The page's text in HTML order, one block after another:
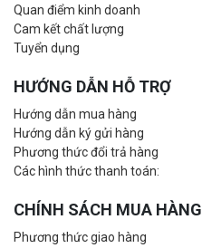
Quan điểm kinh doanh
Cam kết chất lượng
Tuyển dụng
HƯỚNG DẪN HỖ TRỢ
Hướng dẫn mua hàng
Hướng dẫn ký gửi hàng
Phương thức đổi trả hàng
Các hình thức thanh toán:
CHÍNH SÁCH MUA HÀNG
Phương thức giao hàng